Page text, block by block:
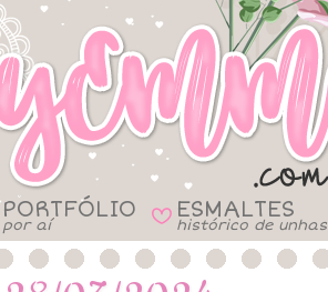
PORTFÓLIO
por aí B ESMALTES
histórico de unhas